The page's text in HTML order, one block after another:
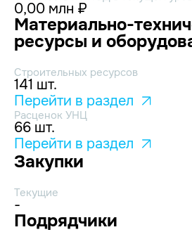
0,00 млн ₽
Материально-
ресурсы и
Строительных ресурсов
141 шт.
Перейти в раздел
Расценок УНЦ
66 шт.
Перейти в раздел
Закупки
Текущие
-
Подрядчики